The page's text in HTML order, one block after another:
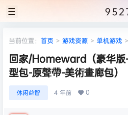
当前位置： 首页 > 游戏资源 > 单机游戏 >
回家/Homeward（豪华
型包-原聲帶-美術畫廊包）
休闲益智 4 年前 0